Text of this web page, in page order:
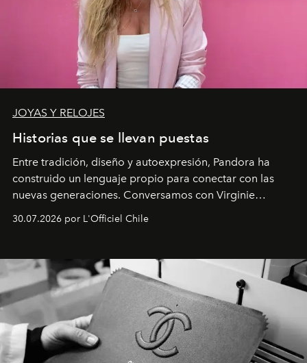
JOYAS Y RELOJES
Historias que se llevan puestas
Entre tradición, diseño y autoexpresión, Pandora ha
construido un lenguaje propio para conectar con las
nuevas generaciones. Conversamos con Virginie
Dubray, la responsable de marketing para
Latinoamérica, sobre identidad, cultura y el valor
30.07.2026 por L'Officiel Chile